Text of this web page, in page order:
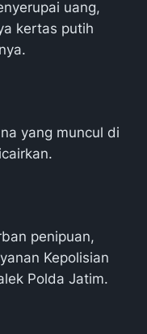
uang,
kertas putih
yang muncul di
penipuan,
Kepolisian
Polda Jatim.